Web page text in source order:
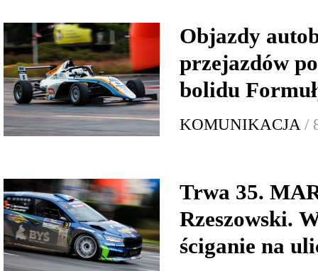
Objazdy
przejazdów
bolidu
KOMUNIKACJA /
Trwa 35.
Rzeszowski.
ściganie na